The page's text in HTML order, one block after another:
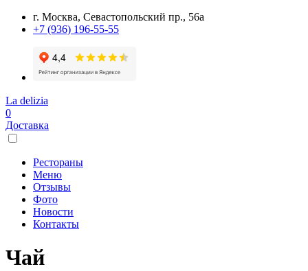
г. Москва, Севастопольский пр., 56а
+7 (936) 196-55-55
La delizia
0
Доставка
Рестораны
Меню
Отзывы
Фото
Новости
Контакты
Чай